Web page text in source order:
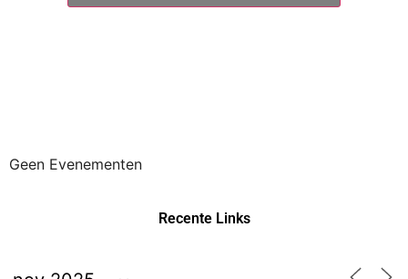
Geen Evenementen
Recente Links